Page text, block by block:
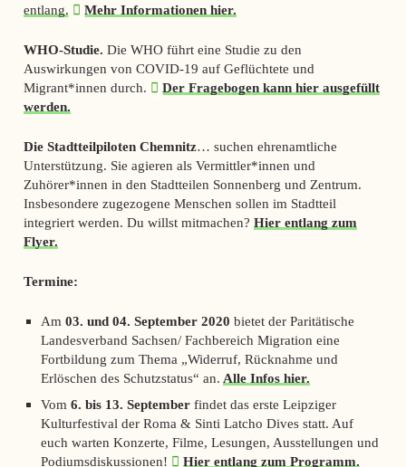
entlang.
Mehr Informationen hier.
WHO-Studie. Die WHO führt eine Studie zu den
Auswirkungen von COVID-19 auf Geflüchtete und
Migrant*innen durch.
Der Fragebogen kann hier ausgefüllt
werden.
Die Stadtteilpiloten Chemnitz… suchen ehrenamtliche
Unterstützung. Sie agieren als Vermittler*innen und
Zuhörer*innen in den Stadtteilen Sonnenberg und Zentrum.
Insbesondere zugezogene Menschen sollen im Stadtteil
integriert werden. Du willst mitmachen? Hier entlang zum
Flyer.
Termine:
Am 03. und 04. September 2020 bietet der Paritätische
Landesverband Sachsen/ Fachbereich Migration eine
Fortbildung zum Thema „Widerruf, Rücknahme und
Erlöschen des Schutzstatus“ an. Alle Infos hier.
Vom 6. bis 13. Septemberfindet das erste Leipziger
Kulturfestival der Roma & Sinti Latcho Dives statt. Auf
euch warten Konzerte, Filme, Lesungen, Ausstellungen und
Podiumsdiskussionen!
Hier entlang zum Programm.